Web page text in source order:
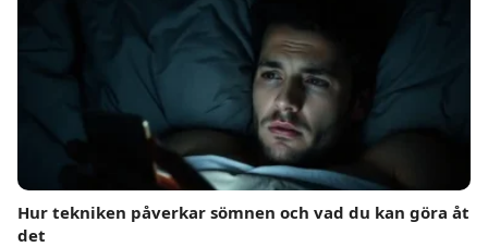
Hur tekniken påverkar sömnen och vad du kan göra åt
det